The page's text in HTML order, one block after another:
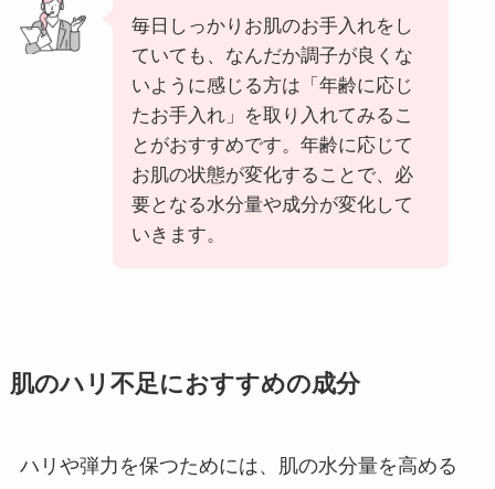
毎日しっかりお肌のお手入れをし
ていても、なんだか調子が良くな
いように感じる方は「年齢に応じ
たお手入れ」を取り入れてみるこ
とがおすすめです。年齢に応じて
お肌の状態が変化することで、必
要となる水分量や成分が変化して
いきます。
肌のハリ不足におすすめの成分
ハリや弾力を保つためには、肌の水分量を高める